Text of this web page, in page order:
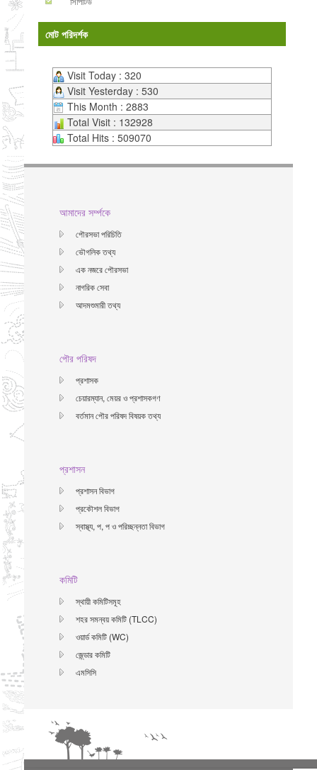
মোট পরিদর্শক
Visit Today : 320
Visit Yesterday : 530
This Month : 2883
Total Visit : 132928
Total Hits : 509070
আমাদের সর্ম্পকে
পৌরসভা পরিচিতি
ভৌগলিক তথ্য
এক নজরে পৌরসভা
নাগরিক সেবা
আদমশুমারী তথ্য
পৌর পরিষদ
প্রশাসক
চেয়ারম্যান, মেয়র ও প্রশাসকগণ
বর্তমান পৌর পরিষদ বিষয়ক তথ্য
প্রশাসন
প্রশাসন বিভাগ
প্রকৌশল বিভাগ
স্বাস্থ্য, প, প ও পরিচ্ছন্নতা ‍বিভাগ
কমিটি
স্থায়ী কমিটিসমূহ
শহর সমন্বয় কমিটি (TLCC)
ওয়ার্ড কমিটি (WC)
জে্ন্ডার কমিটি
এমসিসি